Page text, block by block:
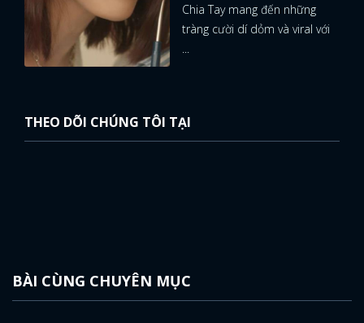
Chia Tay mang đến những
tràng cười dí dỏm và viral với
THEO DÕI CHÚNG TÔI TẠI
BÀI CÙNG CHUYÊN MỤC